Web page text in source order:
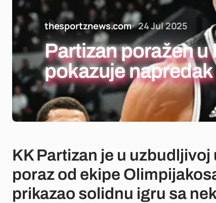
thesportznews.com 24 Jul 2025
Partizan poražen u
pokazuje napredak
KK Partizan je u
poraz od ekipe
prikazao solidnu igru sa